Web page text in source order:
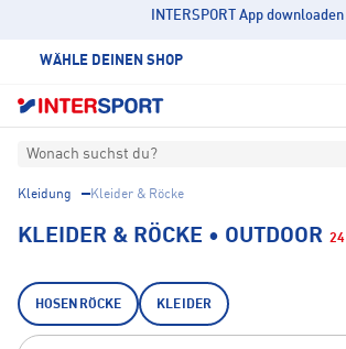
INTERSPORT App downloaden
WÄHLE DEINEN SHOP
Wonach suchst du?
Kleidung Kleider & Röcke
KLEIDER & RÖCKE • OUTDOOR 24
HOSENRÖCKE KLEIDER